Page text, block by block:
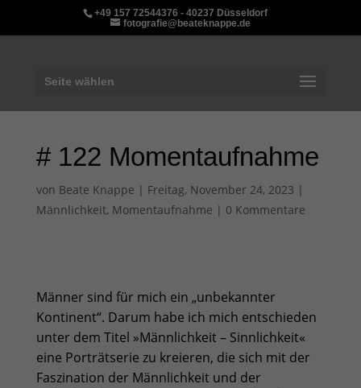
+49 157 72544376 - 40237 Düsseldorf
fotografie@beateknappe.de
Seite wählen
# 122 Momentaufnahme
von Beate Knappe | Freitag, November 24, 2023 |
Männlichkeit, Momentaufnahme | 0 Kommentare
Männer sind für mich ein „unbekannter
Kontinent“. Darum habe ich mich entschieden
unter dem Titel »Männlichkeit – Sinnlichkeit«
eine Porträtserie zu kreieren, die sich mit der
Faszination der Männlichkeit und der